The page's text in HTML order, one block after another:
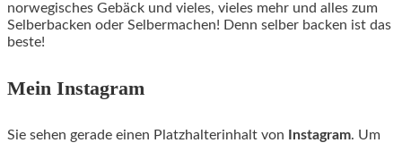
norwegisches Gebäck und vieles, vieles mehr und alles zum
Selberbacken oder Selbermachen! Denn selber backen ist das
beste!
Mein Instagram
Sie sehen gerade einen Platzhalterinhalt von Instagram. Um